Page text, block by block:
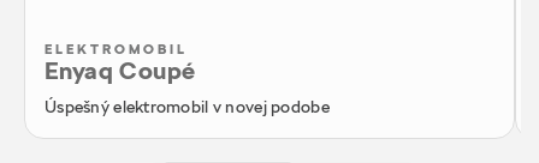
ELEKTROMOBIL
Enyaq Coupé
Úspešný elektromobil v novej podobe